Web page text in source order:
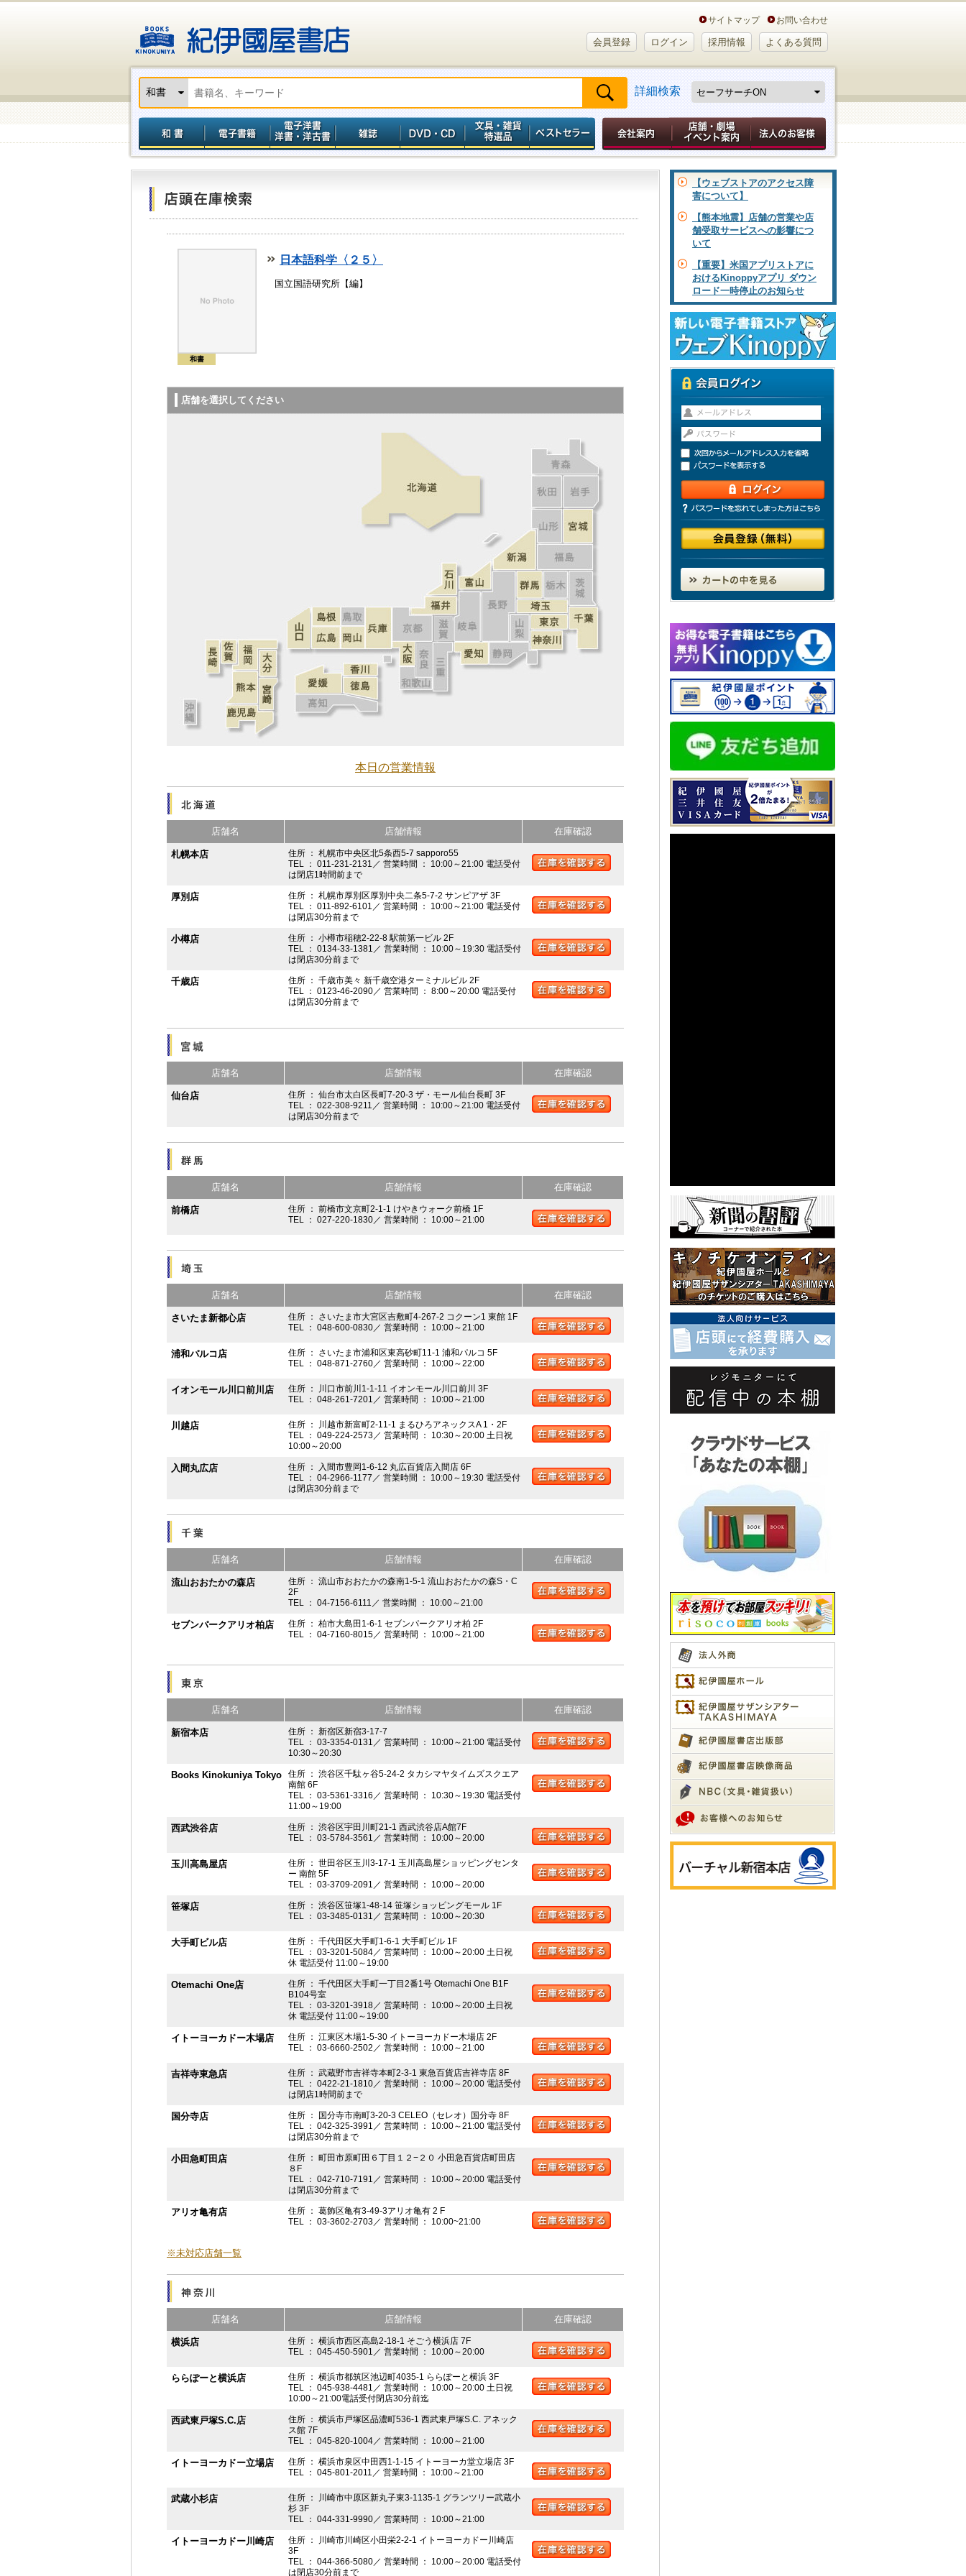
サイトマップ お問い合わせ
会員登録 ログイン 採用情報 よくある質問
詳細検索
和書
日本語科学〈２５〉
国立国語研究所【編】
店舗を選択してください
本日の営業情報
店舗名 店舗情報 在庫確認
札幌本店
住所 ： 札幌市中央区北5条西5-7 sapporo55
TEL ： 011-231-2131／ 営業時間 ： 10:00～21:00 電話受付
は閉店1時間前まで
厚別店
住所 ： 札幌市厚別区厚別中央二条5-7-2 サンピアザ 3F
TEL ： 011-892-6101／ 営業時間 ： 10:00～21:00 電話受付
は閉店30分前まで
小樽店
住所 ： 小樽市稲穂2-22-8 駅前第一ビル 2F
TEL ： 0134-33-1381／ 営業時間 ： 10:00～19:30 電話受付
は閉店30分前まで
千歳店
住所 ： 千歳市美々 新千歳空港ターミナルビル 2F
TEL ： 0123-46-2090／ 営業時間 ： 8:00～20:00 電話受付
は閉店30分前まで
店舗名 店舗情報 在庫確認
仙台店
住所 ： 仙台市太白区長町7-20-3 ザ・モール仙台長町 3F
TEL ： 022-308-9211／ 営業時間 ： 10:00～21:00 電話受付
は閉店30分前まで
店舗名 店舗情報 在庫確認
前橋店
住所 ： 前橋市文京町2-1-1 けやきウォーク前橋 1F
TEL ： 027-220-1830／ 営業時間 ： 10:00～21:00
店舗名 店舗情報 在庫確認
さいたま新都心店
住所 ： さいたま市大宮区吉敷町4-267-2 コクーン1 東館 1F
TEL ： 048-600-0830／ 営業時間 ： 10:00～21:00
浦和パルコ店
住所 ： さいたま市浦和区東高砂町11-1 浦和パルコ 5F
TEL ： 048-871-2760／ 営業時間 ： 10:00～22:00
イオンモール川口前川店
住所 ： 川口市前川1-1-11 イオンモール川口前川 3F
TEL ： 048-261-7201／ 営業時間 ： 10:00～21:00
川越店
住所 ： 川越市新富町2-11-1 まるひろアネックスA 1・2F
TEL ： 049-224-2573／ 営業時間 ： 10:30～20:00 土日祝
10:00～20:00
入間丸広店
住所 ： 入間市豊岡1-6-12 丸広百貨店入間店 6F
TEL ： 04-2966-1177／ 営業時間 ： 10:00～19:30 電話受付
は閉店30分前まで
店舗名 店舗情報 在庫確認
流山おおたかの森店
住所 ： 流山市おおたかの森南1-5-1 流山おおたかの森S・C
2F
TEL ： 04-7156-6111／ 営業時間 ： 10:00～21:00
セブンパークアリオ柏店
住所 ： 柏市大島田1-6-1 セブンパークアリオ柏 2F
TEL ： 04-7160-8015／ 営業時間 ： 10:00～21:00
店舗名 店舗情報 在庫確認
新宿本店
住所 ： 新宿区新宿3-17-7
TEL ： 03-3354-0131／ 営業時間 ： 10:00～21:00 電話受付
10:30～20:30
Books Kinokuniya Tokyo
住所 ： 渋谷区千駄ヶ谷5-24-2 タカシマヤタイムズスクエア
南館 6F
TEL ： 03-5361-3316／ 営業時間 ： 10:30～19:30 電話受付
11:00～19:00
西武渋谷店
住所 ： 渋谷区宇田川町21-1 西武渋谷店A館7F
TEL ： 03-5784-3561／ 営業時間 ： 10:00～20:00
玉川高島屋店
住所 ： 世田谷区玉川3-17-1 玉川高島屋ショッピングセンタ
ー 南館 5F
TEL ： 03-3709-2091／ 営業時間 ： 10:00～20:00
笹塚店
住所 ： 渋谷区笹塚1-48-14 笹塚ショッピングモール 1F
TEL ： 03-3485-0131／ 営業時間 ： 10:00～20:30
大手町ビル店
住所 ： 千代田区大手町1-6-1 大手町ビル 1F
TEL ： 03-3201-5084／ 営業時間 ： 10:00～20:00 土日祝
休 電話受付 11:00～19:00
Otemachi One店
住所 ： 千代田区大手町一丁目2番1号 Otemachi One B1F
B104号室
TEL ： 03-3201-3918／ 営業時間 ： 10:00～20:00 土日祝
休 電話受付 11:00～19:00
イトーヨーカドー木場店
住所 ： 江東区木場1-5-30 イトーヨーカドー木場店 2F
TEL ： 03-6660-2502／ 営業時間 ： 10:00～21:00
吉祥寺東急店
住所 ： 武蔵野市吉祥寺本町2-3-1 東急百貨店吉祥寺店 8F
TEL ： 0422-21-1810／ 営業時間 ： 10:00～20:00 電話受付
は閉店1時間前まで
国分寺店
住所 ： 国分寺市南町3-20-3 CELEO（セレオ）国分寺 8F
TEL ： 042-325-3991／ 営業時間 ： 10:00～21:00 電話受付
は閉店30分前まで
小田急町田店
住所 ： 町田市原町田６丁目１２−２０ 小田急百貨店町田店
８F
TEL ： 042-710-7191／ 営業時間 ： 10:00～20:00 電話受付
は閉店30分前まで
アリオ亀有店
住所 ： 葛飾区亀有3-49-3アリオ亀有 2 F
TEL ： 03-3602-2703／ 営業時間 ： 10:00~21:00
※未対応店舗一覧
店舗名 店舗情報 在庫確認
横浜店
住所 ： 横浜市西区高島2-18-1 そごう横浜店 7F
TEL ： 045-450-5901／ 営業時間 ： 10:00～20:00
ららぽーと横浜店
住所 ： 横浜市都筑区池辺町4035-1 ららぽーと横浜 3F
TEL ： 045-938-4481／ 営業時間 ： 10:00～20:00 土日祝
10:00～21:00電話受付閉店30分前迄
西武東戸塚S.C.店
住所 ： 横浜市戸塚区品濃町536-1 西武東戸塚S.C. アネック
ス館 7F
TEL ： 045-820-1004／ 営業時間 ： 10:00～21:00
イトーヨーカドー立場店
住所 ： 横浜市泉区中田西1-1-15 イトーヨーカ堂立場店 3F
TEL ： 045-801-2011／ 営業時間 ： 10:00～21:00
武蔵小杉店
住所 ： 川崎市中原区新丸子東3-1135-1 グランツリー武蔵小
杉 3F
TEL ： 044-331-9990／ 営業時間 ： 10:00～21:00
イトーヨーカドー川崎店
住所 ： 川崎市川崎区小田栄2-2-1 イトーヨーカドー川崎店
3F
TEL ： 044-366-5080／ 営業時間 ： 10:00～20:00 電話受付
は閉店30分前まで
【ウェブストアのアクセス障
害について】
【熊本地震】店舗の営業や店
舗受取サービスへの影響につ
いて
【重要】米国アプリストアに
おけるKinoppyアプリ ダウン
ロード一時停止のお知らせ